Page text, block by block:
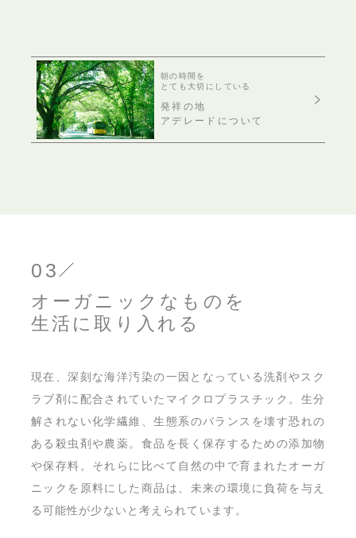
朝の時間を
とても大切にしている
発祥の地
アデレードについて
03
オーガニックなものを
生活に取り入れる
現在、深刻な海洋汚染の一因となっている洗剤やスク
ラブ剤に配合されていたマイクロプラスチック。生分
解されない化学繊維、生態系のバランスを壊す恐れの
ある殺虫剤や農薬。食品を長く保存するための添加物
や保存料。それらに比べて自然の中で育まれたオーガ
ニックを原料にした商品は、未来の環境に負荷を与え
る可能性が少ないと考えられています。